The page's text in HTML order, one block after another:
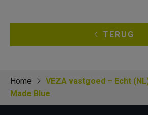
TERUG
Home
VEZA vastgoed – Echt
Made Blue